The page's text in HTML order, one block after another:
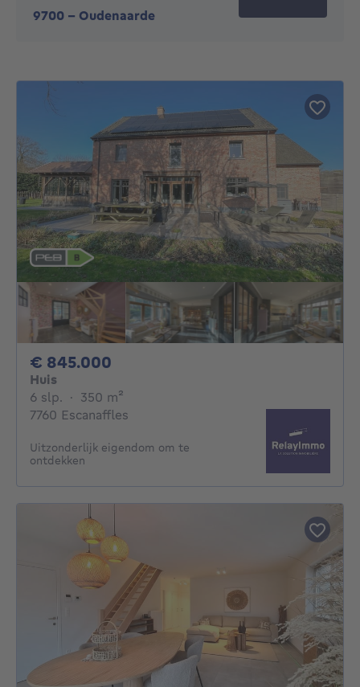
9700 - Oudenaarde
€ 845.000
Huis
6 slp. 6 slaapkamers
· 350 m²
7760 Escanaffles
Uitzonderlijk eigendom om te
ontdekken